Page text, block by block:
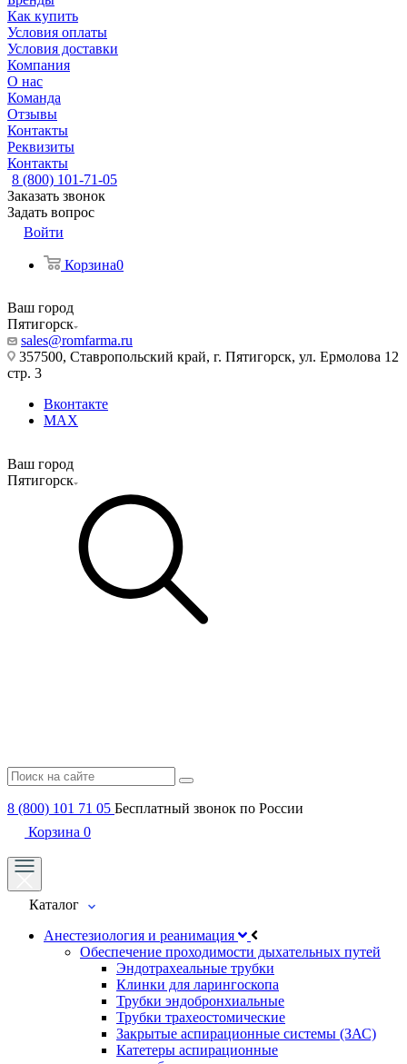
Как купить
Условия оплаты
Условия доставки
Компания
О нас
Команда
Отзывы
Контакты
Реквизиты
Контакты
8 (800) 101-71-05
Заказать звонок
Задать вопрос
Войти
Корзина0
Ваш город
Пятигорск
sales@romfarma.ru
357500, Ставропольский край, г. Пятигорск, ул. Ермолова 12
стр. 3
Вконтакте
MAX
Ваш город
Пятигорск
8 (800) 101 71 05 Бесплатный звонок по России
Корзина 0
Каталог
Анестезиология и реанимация
Обеспечение проходимости дыхательных путей
Эндотрахеальные трубки
Клинки для ларингоскопа
Трубки эндобронхиальные
Трубки трахеостомические
Закрытые аспирационные системы (ЗАС)
Катетеры аспирационные